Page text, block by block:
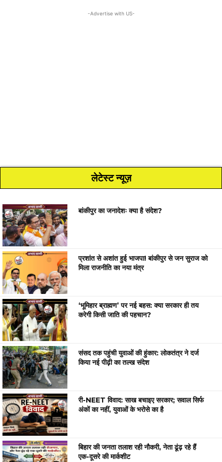
-Advertise with US-
लेटेस्ट न्यूज़
बांकीपुर का जनादेशः क्या है संदेश?
प्रशांत से अशांत हुई भाजपा! बांकीपुर से जन सुराज को
मिला राजनीति का नया मंत्र
‘भूमिहार ब्राह्मण’ पर नई बहस: क्या सरकार ही तय
करेगी किसी जाति की पहचान?
संसद तक पहुंची युवाओं की हुंकार: लोकतंत्र ने दर्ज
किया नई पीढ़ी का तल्ख संदेश
री-NEET विवाद: साख बचाइए सरकार; सवाल सिर्फ
अंकों का नहीं, युवाओं के भरोसे का है
बिहार की जनता तलाश रही नौकरी, नेता ढूंढ़ रहे हैं
एक-दूसरे की मार्कशीट